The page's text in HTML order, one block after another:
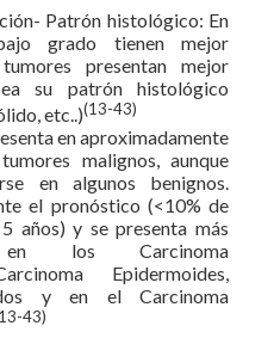
Patrón histológico: En
grado tienen mejor
presentan mejor
su patrón histológico
etc..)(13-43)
en aproximadamente
malignos, aunque
en algunos benignos.
el pronóstico (<10% de
años) y se presenta más
en los Carcinoma
Epidermoides,
y en el Carcinoma
43)